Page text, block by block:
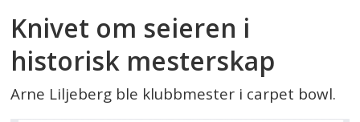
Knivet om seieren i
historisk mesterskap
Arne Liljeberg ble klubbmester i carpet bowl.